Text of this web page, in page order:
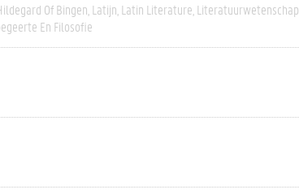
Of Bingen Latijn Latin Literature Literatuurwetenschap
En Filosofie